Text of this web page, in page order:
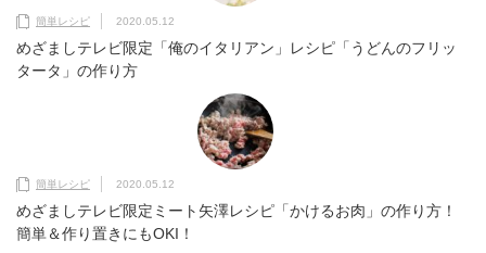
簡単レシピ 2020.05.12
めざましテレビ限定「俺のイタリアン」レシピ「うどんのフリッ
タータ」の作り方
簡単レシピ 2020.05.12
めざましテレビ限定ミート矢澤レシピ「かけるお肉」の作り方！
簡単＆作り置きにもOKI！